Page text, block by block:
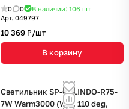
года)
0 0 В наличии: 106 шт
Арт. 049797
10 369 ₽/шт
В корзину
Светильник SP-CYLINDO-R75-
7W Warm3000 (WH, 110 deg,